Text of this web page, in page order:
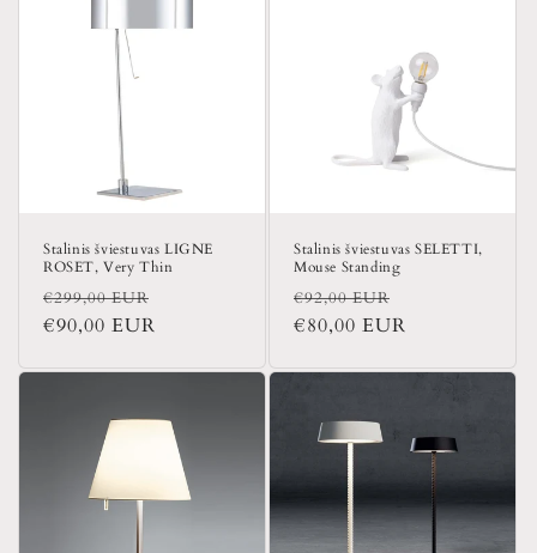
Stalinis šviestuvas LIGNE
ROSET, Very Thin
Įprasta
kaina
€299,00 EUR
€90,00 EUR
Stalinis šviestuvas SELETTI,
Mouse Standing
Įprasta
kaina
€92,00 EUR
kaina
€80,00 EUR